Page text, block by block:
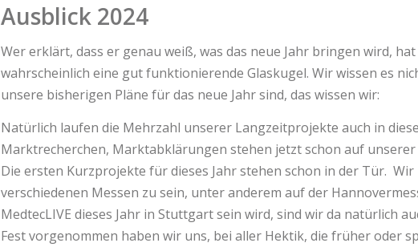
Ausblick 2024
Wer erklärt, dass er genau weiß, was das neue Jahr bringen wird,
wahrscheinlich eine gut funktionierende Glaskugel. Wir wissen es
unsere bisherigen Pläne für das neue Jahr sind, das wissen wir:
Natürlich laufen die Mehrzahl unserer Langzeitprojekte auch in
Marktrecherchen, Marktabklärungen stehen jetzt schon auf
Die ersten Kurzprojekte für dieses Jahr stehen schon in der Tür.
verschiedenen Messen zu sein, unter anderem auf der
MedtecLIVE dieses Jahr in Stuttgart sein wird, sind wir da natürlich
Fest vorgenommen haben wir uns, bei aller Hektik, die früher oder